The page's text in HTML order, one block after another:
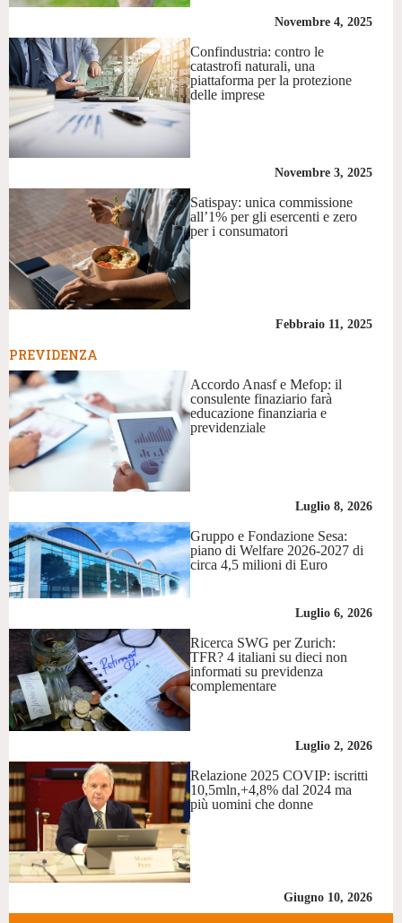
Novembre 4, 2025
Confindustria: contro le
catastrofi naturali, una
piattaforma per la protezione
delle imprese
Novembre 3, 2025
Satispay: unica commissione
all’1% per gli esercenti e zero
per i consumatori
Febbraio 11, 2025
PREVIDENZA
Accordo Anasf e Mefop: il
consulente finaziario farà
educazione finanziaria e
previdenziale
Luglio 8, 2026
Gruppo e Fondazione Sesa:
piano di Welfare 2026-2027 di
circa 4,5 milioni di Euro
Luglio 6, 2026
Ricerca SWG per Zurich:
TFR? 4 italiani su dieci non
informati su previdenza
complementare
Luglio 2, 2026
Relazione 2025 COVIP: iscritti
10,5mln,+4,8% dal 2024 ma
più uomini che donne
Giugno 10, 2026